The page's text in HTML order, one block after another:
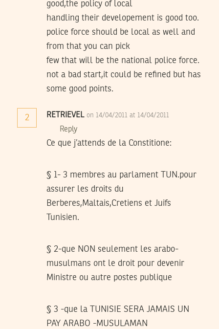
good,the policy of local
handling their developement is good too.
police force should be local as well and
from that you can pick
few that will be the national police force.
not a bad start,it could be refined but has
some good points.
2 RETRIEVEL on 14/04/2011 at 14/04/2011
Reply
Ce que j’attends de la Constitione:
§ 1- 3 membres au parlament TUN.pour
assurer les droits du
Berberes,Maltais,Cretiens et Juifs
Tunisien.
§ 2-que NON seulement les arabo-
musulmans ont le droit pour devenir
Ministre ou autre postes publique
§ 3 -que la TUNISIE SERA JAMAIS UN
PAY ARABO -MUSULAMAN